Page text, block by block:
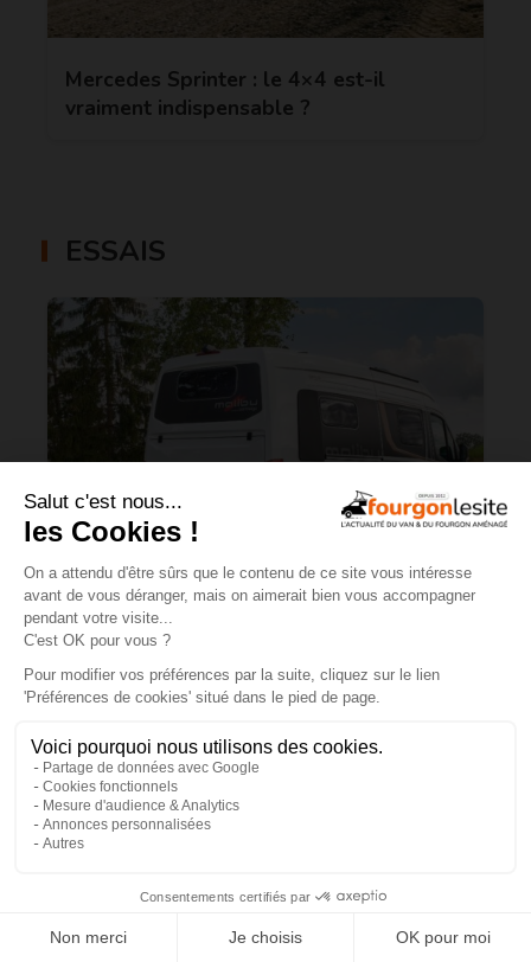
Mercedes Sprinter : le 4×4 est-il
vraiment indispensable ?
ESSAIS
Malibu Genius : un fourgon Mercedes
qui ne ressemble à aucun autre